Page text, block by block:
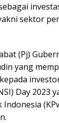
sektor
(Pj)
yang
Day 2023